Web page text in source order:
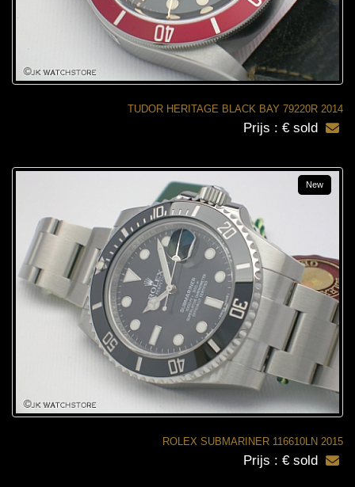
TUDOR HERITAGE BLACK BAY 79220R 2014
Prijs : € sold
ROLEX SUBMARINER 116610LN 2015
New
Prijs : € sold